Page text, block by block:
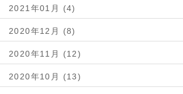
2021年01月 (4)
2020年12月 (8)
2020年11月 (12)
2020年10月 (13)